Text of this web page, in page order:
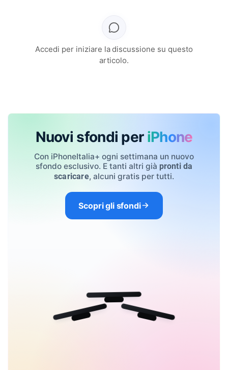
Accedi per iniziare la discussione su questo
articolo.
Nuovi sfondi per iPhone
Con iPhoneItalia+ ogni settimana un nuovo
sfondo esclusivo. E tanti altri già pronti da
scaricare, alcuni gratis per tutti.
Scopri gli sfondi